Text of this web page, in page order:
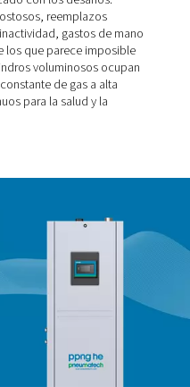
sobre su
regular de nitrógeno?
costosos, reemplazos
de los que parece
los cilindros voluminosos
constante de gas a
continuos para la salud y la